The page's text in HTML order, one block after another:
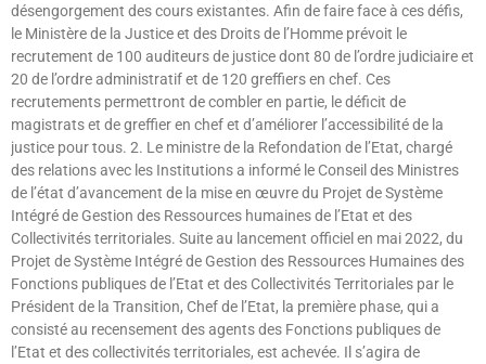
désengorgement des cours existantes. Afin de faire face à ces défis,
le Ministère de la Justice et des Droits de l’Homme prévoit le
recrutement de 100 auditeurs de justice dont 80 de l’ordre judiciaire et
20 de l’ordre administratif et de 120 greffiers en chef. Ces
recrutements permettront de combler en partie, le déficit de
magistrats et de greffier en chef et d’améliorer l’accessibilité de la
justice pour tous. 2. Le ministre de la Refondation de l’Etat, chargé
des relations avec les Institutions a informé le Conseil des Ministres
de l’état d’avancement de la mise en œuvre du Projet de Système
Intégré de Gestion des Ressources humaines de l’Etat et des
Collectivités territoriales. Suite au lancement officiel en mai 2022, du
Projet de Système Intégré de Gestion des Ressources Humaines des
Fonctions publiques de l’Etat et des Collectivités Territoriales par le
Président de la Transition, Chef de l’Etat, la première phase, qui a
consisté au recensement des agents des Fonctions publiques de
l’Etat et des collectivités territoriales, est achevée. Il s’agira de